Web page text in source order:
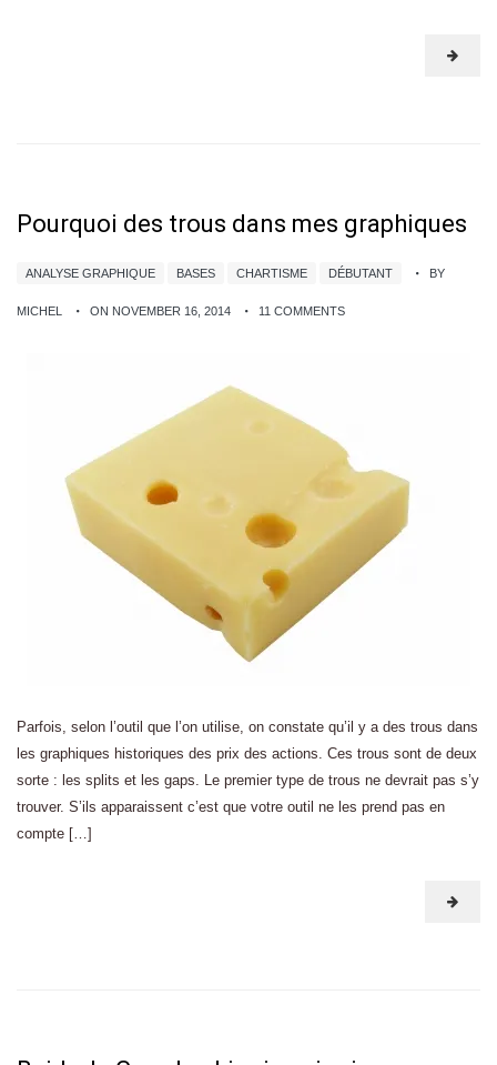
Pourquoi des trous dans mes graphiques
ANALYSE GRAPHIQUE BASES CHARTISME DÉBUTANT BY
MICHEL ON NOVEMBER 16, 2014 11 COMMENTS
Parfois, selon l’outil que l’on utilise, on constate qu’il y a des trous dans
les graphiques historiques des prix des actions. Ces trous sont de deux
sorte : les splits et les gaps. Le premier type de trous ne devrait pas s’y
trouver. S’ils apparaissent c’est que votre outil ne les prend pas en
compte […]